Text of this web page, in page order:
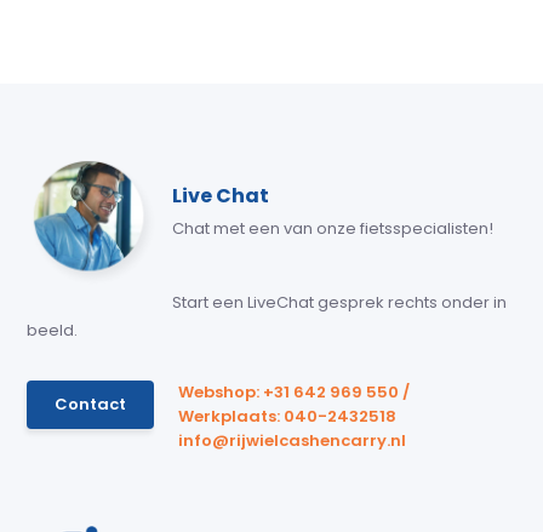
Live Chat
Chat met een van onze fietsspecialisten!
Start een LiveChat gesprek rechts onder in
beeld.
Contact
Webshop: +31 642 969 550 /
Werkplaats: 040-2432518
info@rijwielcashencarry.nl